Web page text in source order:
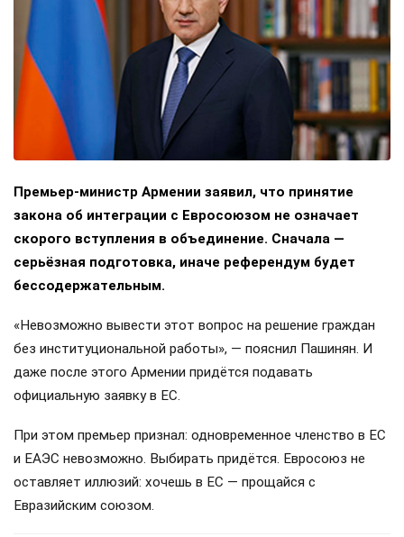
Премьер-министр Армении заявил, что принятие
закона об интеграции с Евросоюзом не означает
скорого вступления в объединение. Сначала —
серьёзная подготовка, иначе референдум будет
бессодержательным.
«Невозможно вывести этот вопрос на решение граждан
без институциональной работы», — пояснил Пашинян. И
даже после этого Армении придётся подавать
официальную заявку в ЕС.
При этом премьер признал: одновременное членство в ЕС
и ЕАЭС невозможно. Выбирать придётся. Евросоюз не
оставляет иллюзий: хочешь в ЕС — прощайся с
Евразийским союзом.